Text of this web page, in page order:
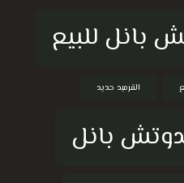
بانل للبيع
القرميد حديد
بانل